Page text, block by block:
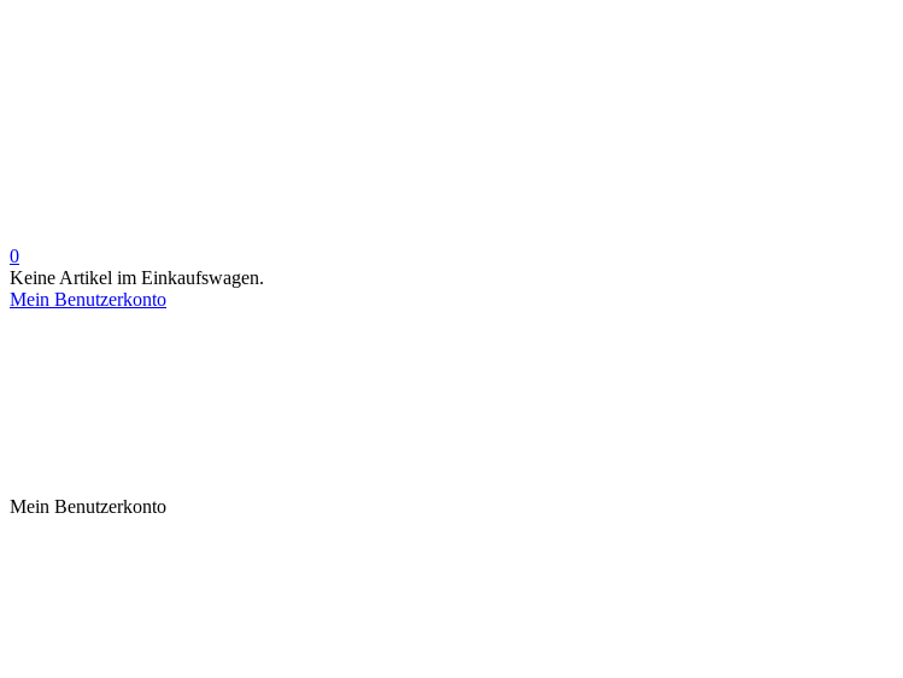
0
Keine Artikel im Einkaufswagen.
Mein Benutzerkonto
Mein Benutzerkonto